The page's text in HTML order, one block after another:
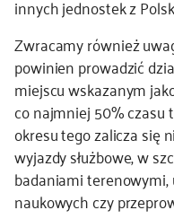
innych jednostek z
Zwracamy również
powinien prowadzić
miejscu wskazanym
co najmniej 50% czasu
okresu tego zalicza się
wyjazdy służbowe, w
badaniami terenowymi,
naukowych czy